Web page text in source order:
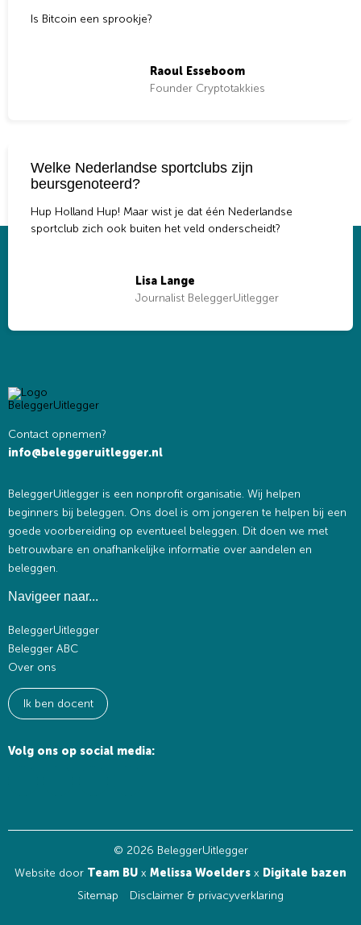
Is Bitcoin een sprookje?
Raoul Esseboom
Founder Cryptotakkies
Welke Nederlandse sportclubs zijn
beursgenoteerd?
Hup Holland Hup! Maar wist je dat één Nederlandse
sportclub zich ook buiten het veld onderscheidt?
Lisa Lange
Journalist BeleggerUitlegger
Contact opnemen?
info@beleggeruitlegger.nl
BeleggerUitlegger is een nonprofit organisatie. Wij helpen
beginners bij beleggen. Ons doel is om jongeren te helpen bij een
goede voorbereiding op eventueel beleggen. Dit doen we met
betrouwbare en onafhankelijke informatie over aandelen en
beleggen.
Navigeer naar...
BeleggerUitlegger
Belegger ABC
Over ons
Ik ben docent
Volg ons op social media:
© 2026 BeleggerUitlegger
Website door Team BU x Melissa Woelders x Digitale bazen
Sitemap
Disclaimer & privacyverklaring